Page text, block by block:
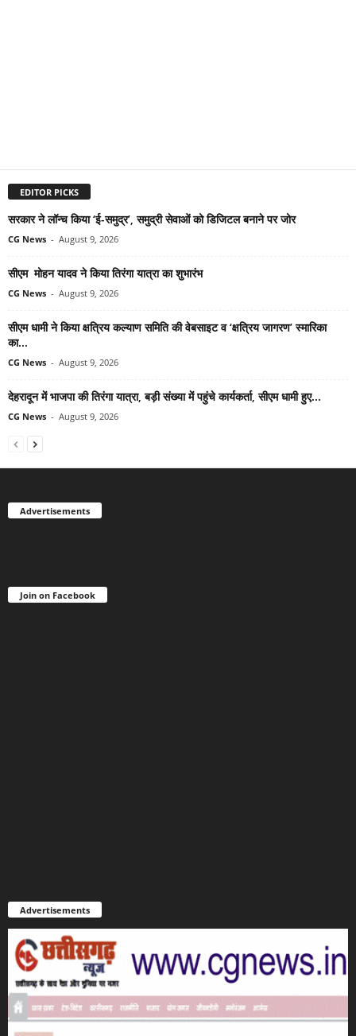
EDITOR PICKS
सरकार ने लॉन्च किया ‘ई-समुद्र’, समुद्री सेवाओं को डिजिटल बनाने पर जोर
CG News - August 9, 2026
सीएम मोहन यादव ने किया तिरंगा यात्रा का शुभारंभ
CG News - August 9, 2026
सीएम धामी ने किया क्षत्रिय कल्याण समिति की वेबसाइट व ‘क्षत्रिय जागरण’ स्मारिका
का...
CG News - August 9, 2026
देहरादून में भाजपा की तिरंगा यात्रा, बड़ी संख्या में पहुंचे कार्यकर्ता, सीएम धामी हुए...
CG News - August 9, 2026
Advertisements
Join on Facebook
Advertisements